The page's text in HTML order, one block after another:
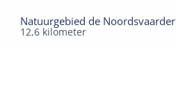
Natuurgebied de Noordsvaarder
12,6 kilometer